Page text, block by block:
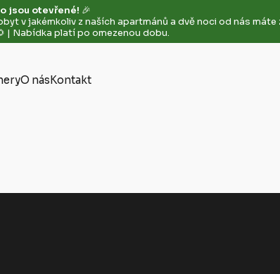
jsou otevřené! 🎉
v jakémkoliv z naších apartmánů a dvě noci od nás máte
| Nabídka platí po omezenou dobu.
O násKontakt